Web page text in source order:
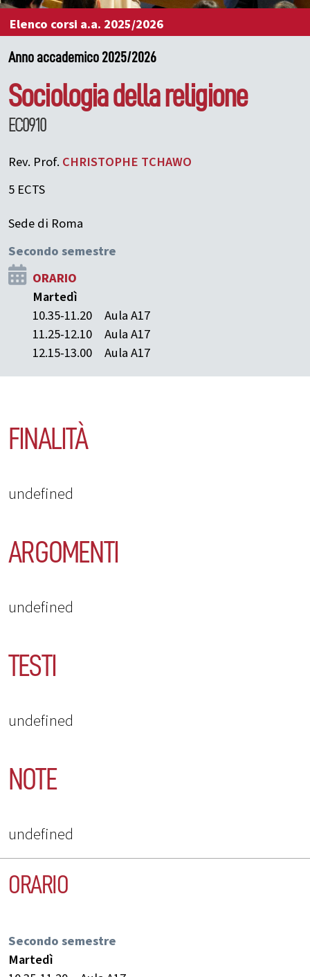
Elenco corsi a.a. 2025/2026
Anno accademico 2025/2026
Sociologia della religione
EC0910
Rev. Prof. CHRISTOPHE TCHAWO
5 ECTS
Sede di Roma
Secondo semestre
ORARIO
Martedì
10.35-11.20
Aula A17
11.25-12.10
Aula A17
12.15-13.00
Aula A17
FINALITÀ
undefined
ARGOMENTI
undefined
TESTI
undefined
NOTE
undefined
ORARIO
Secondo semestre
Martedì